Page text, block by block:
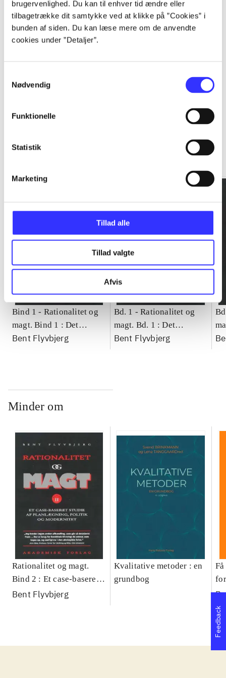
brugervenlighed. Du kan til enhver tid ændre eller
tilbagetrække dit samtykke ved at klikke på ”Cookies” i
bunden af siden. Du kan læse mere om de anvendte
cookies under ”Detaljer”.
Nødvendig
Funktionelle
Statistik
Marketing
Tillad alle
Tillad valgte
Afvis
...
Bind 1 - Rationalitet og
magt. Bind 1 : Det
konkretes videnskab
Bent Flyvbjerg
Bd. 1 -Rationalitet og
magt. Bd. 1 : Det
konkretes videnskab
Bent Flyvbjerg
Minder om
Rationalitet og magt.
Bind 2 : Et case-baseret
studie af planlægning,
Bent Flyvbjerg
Kvalitative metoder : en
grundbog
Feedback